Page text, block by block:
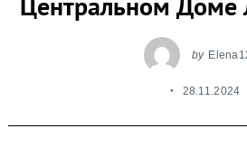
by
28.11.2024